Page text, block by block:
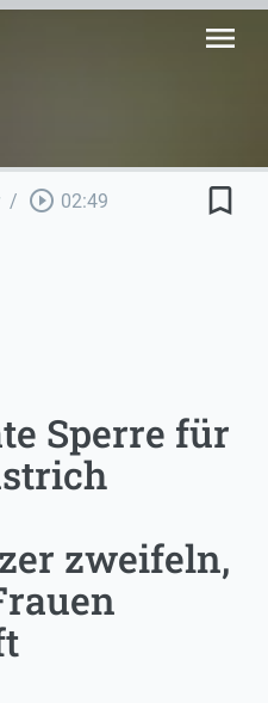
menu
/ play_circle_outline 02:49 bookmark_border
Sperre für
zweifeln,